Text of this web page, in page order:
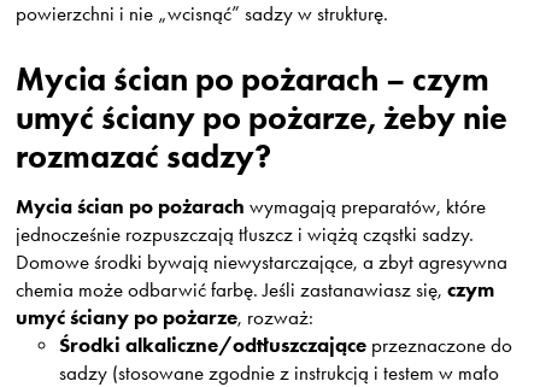
powierzchni i nie „wcisnąć” sadzy w strukturę.
Mycia ścian po pożarach – czym
umyć ściany po pożarze, żeby nie
rozmazać sadzy?
Mycia ścian po pożarach wymagają preparatów, które
jednocześnie rozpuszczają tłuszcz i wiążą cząstki sadzy.
Domowe środki bywają niewystarczające, a zbyt agresywna
chemia może odbarwić farbę. Jeśli zastanawiasz się,czym
umyć ściany po pożarze, rozważ:
Środki alkaliczne/odtłuszczające przeznaczone do
sadzy (stosowane zgodnie z instrukcją i testem w mało